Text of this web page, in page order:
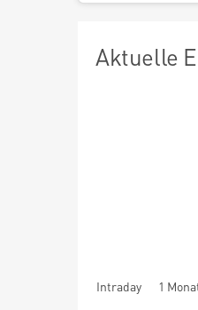
Aktuelle
Intraday 1